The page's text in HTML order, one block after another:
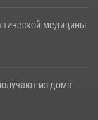
медицины
из дома